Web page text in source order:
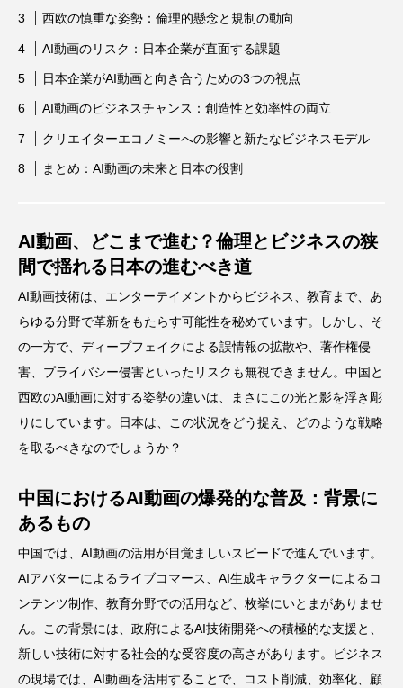
西欧の慎重な姿勢：倫理的懸念と規制の動向
AI動画のリスク：日本企業が直面する課題
日本企業がAI動画と向き合うための3つの視点
AI動画のビジネスチャンス：創造性と効率性の両立
クリエイターエコノミーへの影響と新たなビジネスモデル
まとめ：AI動画の未来と日本の役割
AI動画、どこまで進む？倫理とビジネスの狭
間で揺れる日本の進むべき道
AI動画技術は、エンターテイメントからビジネス、教育まで、あ
らゆる分野で革新をもたらす可能性を秘めています。しかし、そ
の一方で、ディープフェイクによる誤情報の拡散や、著作権侵
害、プライバシー侵害といったリスクも無視できません。中国と
西欧のAI動画に対する姿勢の違いは、まさにこの光と影を浮き彫
りにしています。日本は、この状況をどう捉え、どのような戦略
を取るべきなのでしょうか？
中国におけるAI動画の爆発的な普及：背景に
あるもの
中国では、AI動画の活用が目覚ましいスピードで進んでいます。
AIアバターによるライブコマース、AI生成キャラクターによるコ
ンテンツ制作、教育分野での活用など、枚挙にいとまがありませ
ん。この背景には、政府によるAI技術開発への積極的な支援と、
新しい技術に対する社会的な受容度の高さがあります。ビジネス
の現場では、AI動画を活用することで、コスト削減、効率化、顧